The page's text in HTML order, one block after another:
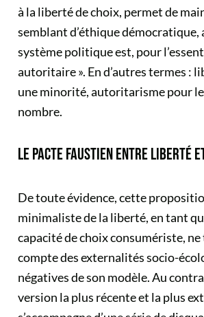
à la liberté de choix, permet de
semblant d’éthique démocratique,
système politique est, pour
autoritaire ». En d’autres termes :
une minorité, autoritarisme pour
nombre.
LE PACTE FAUSTIEN ENTRE LIBERTÉ
De toute évidence, cette
minimaliste de la liberté, en tant
capacité de choix consumériste,
compte des externalités socio-
négatives de son modèle. Au
version la plus récente et la plus